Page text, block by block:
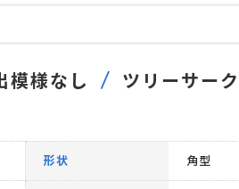
模様なし
ツリーサー
形状 角型